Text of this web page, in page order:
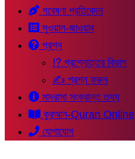
গবেষণা প্রতিবেদন
সুওয়াল-জাওয়াব
প্রশ্ন
⁉ প্রশ্নোত্তর বিভাগ
✍ প্রশ্ন করুন
মাদরাসা সংক্রান্ত তথ্য
কুরআন-Quran Online
যোগাযোগ